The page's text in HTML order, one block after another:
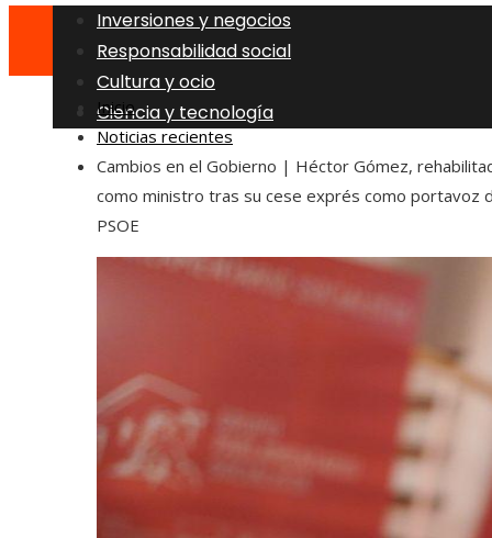
Inversiones y negocios
Responsabilidad social
Cultura y ocio
Ciencia y tecnología
Inicio
Noticias recientes
Cambios en el Gobierno | Héctor Gómez,
como ministro tras su cese exprés como portavoz
PSOE